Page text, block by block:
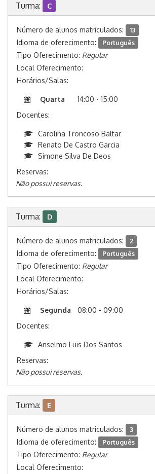
Turma: C
Número de alunos matriculados: 13
Idioma de oferecimento: Português
Tipo Oferecimento: Regular
Local Oferecimento:
Horários/Salas:
Quarta
14:00 - 15:00
Docentes:
Carolina Troncoso Baltar
Renato De Castro Garcia
Simone Silva De Deos
Reservas:
Não possui reservas.
Turma: D
Número de alunos matriculados: 2
Idioma de oferecimento: Português
Tipo Oferecimento: Regular
Local Oferecimento:
Horários/Salas:
Segunda
08:00 - 09:00
Docentes:
Anselmo Luis Dos Santos
Reservas:
Não possui reservas.
Turma: E
Número de alunos matriculados: 3
Idioma de oferecimento: Português
Tipo Oferecimento: Regular
Local Oferecimento: